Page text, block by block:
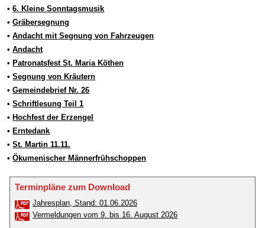
•6. Kleine Sonntagsmusik
•Gräbersegnung
•Andacht mit Segnung von Fahrzeugen
•Andacht
• Patronatsfest St. Maria Köthen
•Segnung von Kräutern
•Gemeindebrief Nr. 26
•Schriftlesung Teil 1
• Hochfest der Erzengel
• Erntedank
•St. Martin 11.11.
•Ökumenischer Männerfrühschoppen
Terminpläne zum Download
Jahresplan, Stand: 01.06.2026
Vermeldungen vom 9. bis 16. August 2026